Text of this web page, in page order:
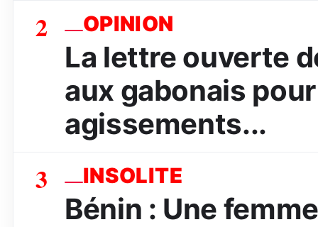
2
OPINION
La lettre ouverte
aux gabonais
agissements...
3 INSOLITE
Bénin : Une